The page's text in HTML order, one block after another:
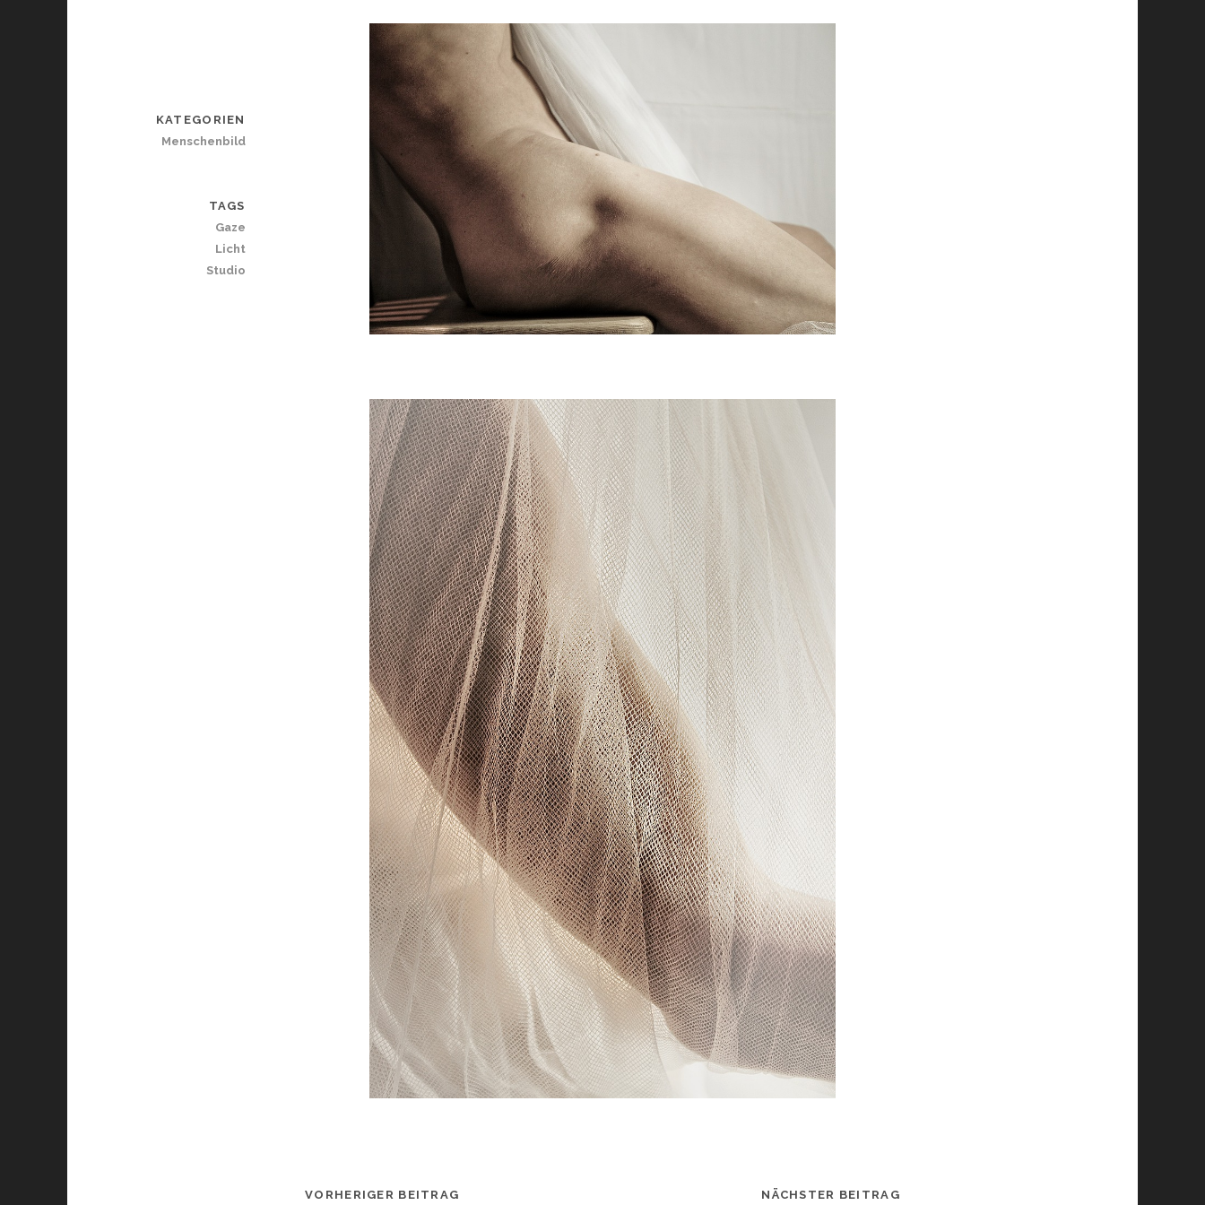
VORHERIGER BEITRAG
NÄCHSTER BEITRAG
KATEGORIEN
Menschenbild
TAGS
Gaze
Licht
Studio